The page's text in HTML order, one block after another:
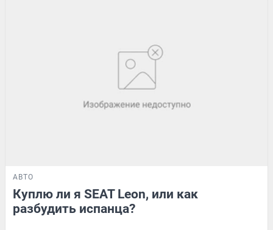
АВТО
Куплю ли я SEAT Leon, или как
разбудить испанца?